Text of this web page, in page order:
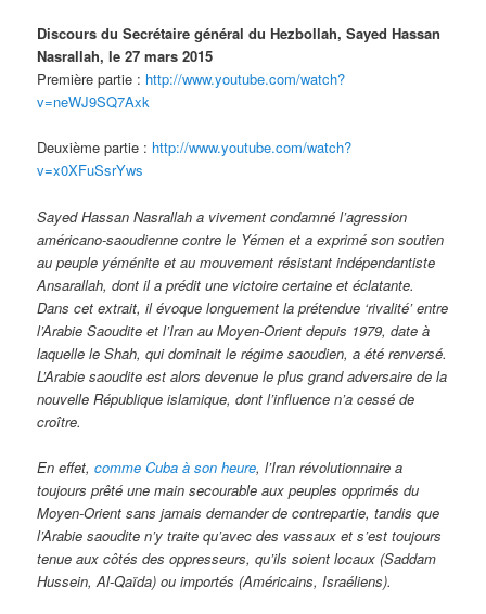
Discours du Secrétaire général du Hezbollah, Sayed Hassan
Nasrallah, le 27 mars 2015
Première partie : http://www.youtube.com/watch?
v=neWJ9SQ7Axk
Deuxième partie : http://www.youtube.com/watch?
v=x0XFuSsrYws
Sayed Hassan Nasrallah a vivement condamné l’agression
américano-saoudienne contre le Yémen et a exprimé son soutien
au peuple yéménite et au mouvement résistant indépendantiste
Ansarallah, dont il a prédit une victoire certaine et éclatante.
Dans cet extrait, il évoque longuement la prétendue ‘rivalité’ entre
l’Arabie Saoudite et l’Iran au Moyen-Orient depuis 1979, date à
laquelle le Shah, qui dominait le régime saoudien, a été renversé.
L’Arabie saoudite est alors devenue le plus grand adversaire de la
nouvelle République islamique, dont l’influence n’a cessé de
croître.
En effet,comme Cuba à son heure, l’Iran révolutionnaire a
toujours prêté une main secourable aux peuples opprimés du
Moyen-Orient sans jamais demander de contrepartie, tandis que
l’Arabie saoudite n’y traite qu’avec des vassaux et s’est toujours
tenue aux côtés des oppresseurs, qu’ils soient locaux (Saddam
Hussein, Al-Qaïda) ou importés (Américains, Israéliens).